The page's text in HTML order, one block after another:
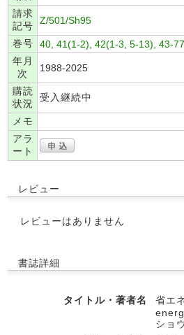
請求
記号
Z/501/Sh95
巻号
40, 41(1-2), 42(1-3, 5-13), 43-77
年月
次
1988-2025
購読
状況
受入継続中
メモ
アラ
ート
レビュー
レビューはありません
書誌詳細
タイトル・著者名
省エ
ショ